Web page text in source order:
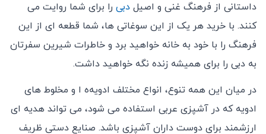
داستانی از فرهنگ غنی و اصیل دبی را برای شما روایت می
‌کنند. با خرید هر یک از این سوغاتی ‌ها، شما قطعه ‌ای از این
فرهنگ را با خود به خانه خواهید برد و خاطرات شیرین سفرتان
به دبی را برای همیشه زنده نگه خواهید داشت.
در میان این همه تنوع، انواع مختلف ادویه‌ه ا و مخلوط‌ های
ادویه که در آشپزی عربی استفاده می ‌شود، می‌ تواند هدیه ‌ای
ارزشمند برای دوست داران آشپزی باشد. صنایع دستی ظریف